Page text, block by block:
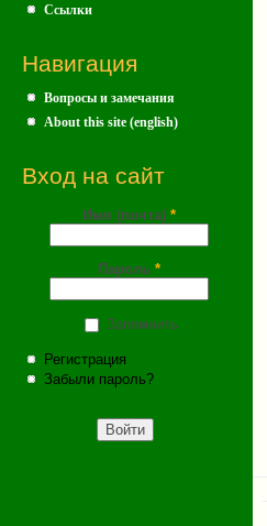
Ссылки
Навигация
Вопросы и замечания
About this site (english)
Вход на сайт
Имя (почта) *
Пароль *
Запомнить
Регистрация
Забыли пароль?